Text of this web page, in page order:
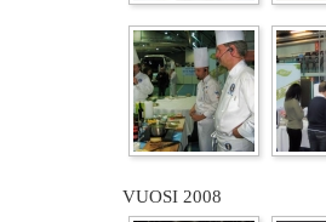
VUOSI 2008